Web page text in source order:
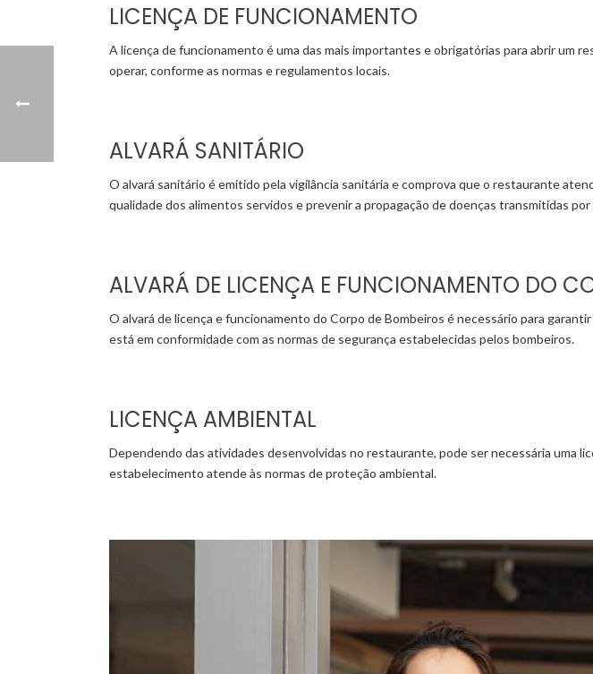
LICENÇA DE FUNCIONAMENTO
A licença de funcionamento é uma das mais importantes e obrigatórias para abrir
operar, conforme as normas e regulamentos locais.
ALVARÁ SANITÁRIO
O alvará sanitário é emitido pela vigilância sanitária e comprova que o restaurante
qualidade dos alimentos servidos e prevenir a propagação de doenças transmitidas
ALVARÁ DE LICENÇA E FUNCIONAMENTO DO
O alvará de licença e funcionamento do Corpo de Bombeiros é necessário para
está em conformidade com as normas de segurança estabelecidas pelos bombeiros.
LICENÇA AMBIENTAL
Dependendo das atividades desenvolvidas no restaurante, pode ser necessária uma
estabelecimento atende às normas de proteção ambiental.